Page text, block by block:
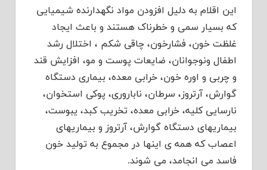
این اقلام به دلیل افزودن مواد نگهدارنده شیمیایی
که بسیار سمی و خطرناک هستند و باعث ایجاد
غلظت خون، فشارخون، چاقی شکم ، اختلال رشد
اطفال ونوجوانان، ضایعات پوست و مو، افزایش قند
و چربی و اوره خون، خرابی معده، بیماری دستگاه
گوارش، آرتروز، سرطان، ناباروری، پوکی استخوان،
نارسایی کلیه، خرابی معده، تخریب کبد، یبوست،
بیماریهای دستگاه گوارش، آرتروز و بیماریهای
اعصاب که همه ی اینها در مجموع به تولید خون
فاسد می انجامد، می شوند.